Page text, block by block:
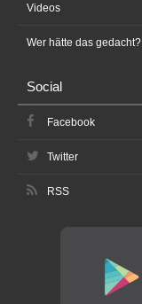
Videos
Wer hätte das gedacht?
Social
Facebook
Twitter
RSS